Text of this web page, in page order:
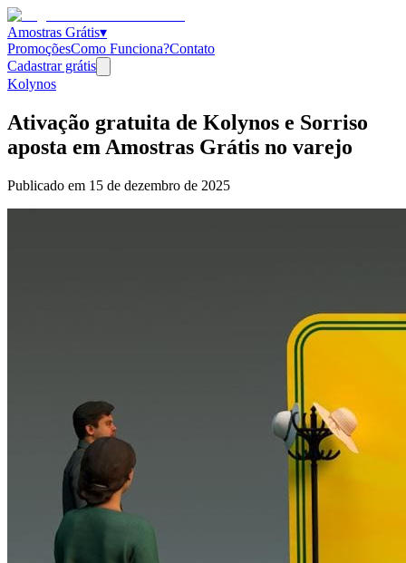
Amostras Grátis▾
PromoçõesComo Funciona?Contato
Cadastrar grátis
Kolynos
Ativação gratuita de Kolynos e Sorriso
aposta em Amostras Grátis no varejo
Publicado em 15 de dezembro de 2025